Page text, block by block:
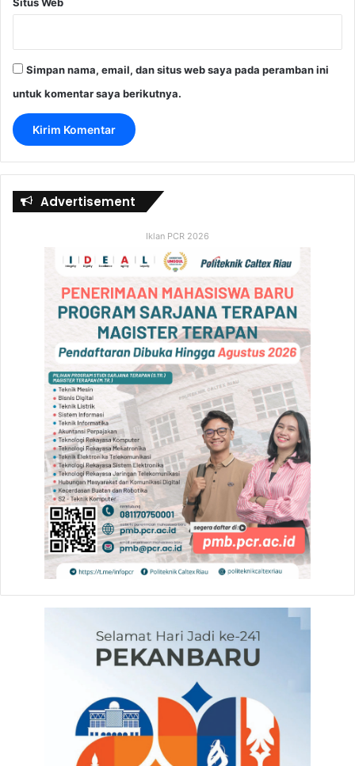
Simpan nama, email, dan situs web saya pada peramban ini
untuk komentar saya berikutnya.
Advertisement
Iklan PCR 2026